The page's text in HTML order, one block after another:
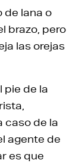
de lana o
brazo, pero
las orejas
pie de la
caso de la
agente de
es que